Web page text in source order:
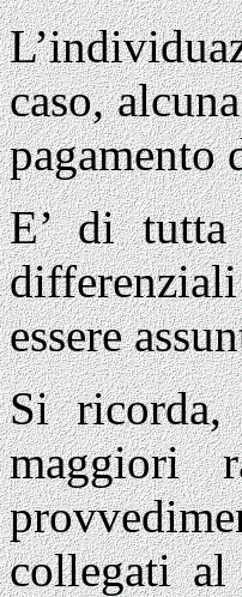
caso,
pagamento
E’ di tutta
essere
Si ricorda,
maggiori
collegati al